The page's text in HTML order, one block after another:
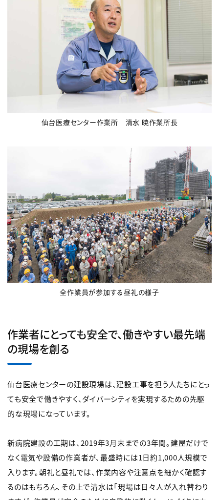
仙台医療センター作業所 清水 暁作業所長
全作業員が参加する昼礼の様子
作業者にとっても安全で、働きやすい最先端
の現場を創る
仙台医療センターの建設現場は、建設工事を担う人たちにとっ
ても安全で働きやすく、ダイバーシティを実現するための先駆
的な現場になっています。
新病院建設の工期は、2019年3月末までの3年間。建屋だけで
なく電気や設備の作業者が、最盛時には1日約1,000人規模で
入ります。朝礼と昼礼では、作業内容や注意点を細かく確認す
るのはもちろん、その上で清水は「現場は日々人が入れ替わり